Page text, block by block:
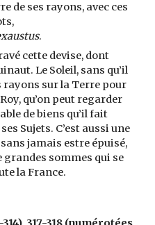
de ses rayons, avec ces
.
cette devise, dont
Le Soleil, sans qu’il
rayons sur la Terre pour
qu’on peut regarder
de biens qu’il fait
Sujets. C’est aussi une
jamais estre épuisé,
sommes qui se
la France.